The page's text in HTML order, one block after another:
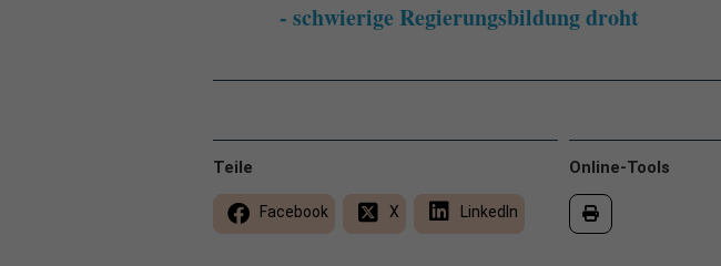
- schwierige Regierungsbildung droht
Online-Tools
Teile
Facebook X LinkedIn